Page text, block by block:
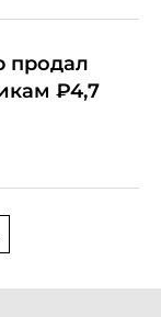
продал
₽4,7